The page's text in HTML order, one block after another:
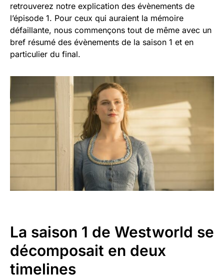
retrouverez notre explication des évènements de
l’épisode 1. Pour ceux qui auraient la mémoire
défaillante, nous commençons tout de même avec un
bref résumé des évènements de la saison 1 et en
particulier du final.
La saison 1 de Westworld se
décomposait en deux
timelines